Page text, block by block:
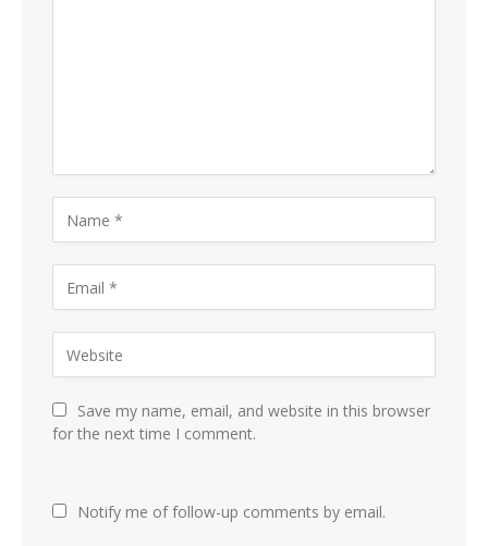
Save my name, email, and website in this browser
for the next time I comment.
Notify me of follow-up comments by email.